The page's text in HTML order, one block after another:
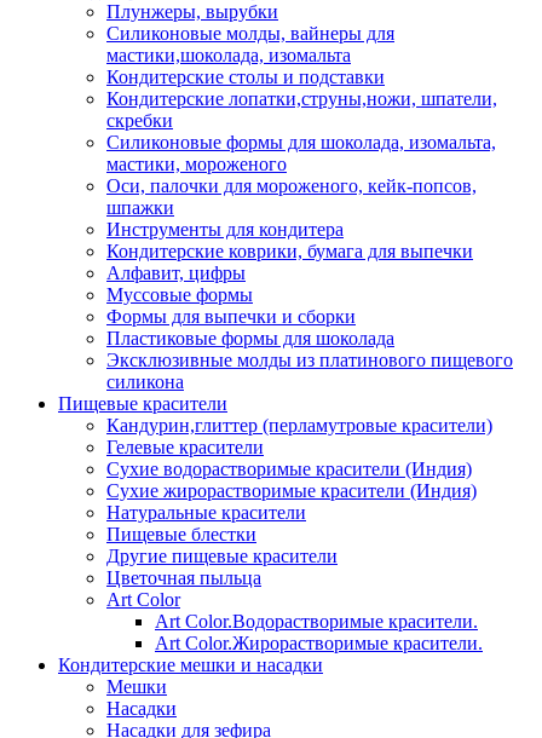
Плунжеры, вырубки
Силиконовые молды, вайнеры для
мастики,шоколада, изомальта
Кондитерские столы и подставки
Кондитерские лопатки,струны,ножи, шпатели,
скребки
Силиконовые формы для шоколада, изомальта,
мастики, мороженого
Оси, палочки для мороженого, кейк-попсов,
шпажки
Инструменты для кондитера
Кондитерские коврики, бумага для выпечки
Алфавит, цифры
Муссовые формы
Формы для выпечки и сборки
Пластиковые формы для шоколада
Эксклюзивные молды из платинового пищевого
силикона
Пищевые красители
Кандурин,глиттер (перламутровые красители)
Гелевые красители
Сухие водорастворимые красители (Индия)
Сухие жирорастворимые красители (Индия)
Натуральные красители
Пищевые блестки
Другие пищевые красители
Цветочная пыльца
Art Color
Art Color.Водорастворимые красители.
Art Color.Жирорастворимые красители.
Кондитерские мешки и насадки
Мешки
Насадки
Насадки для зефира